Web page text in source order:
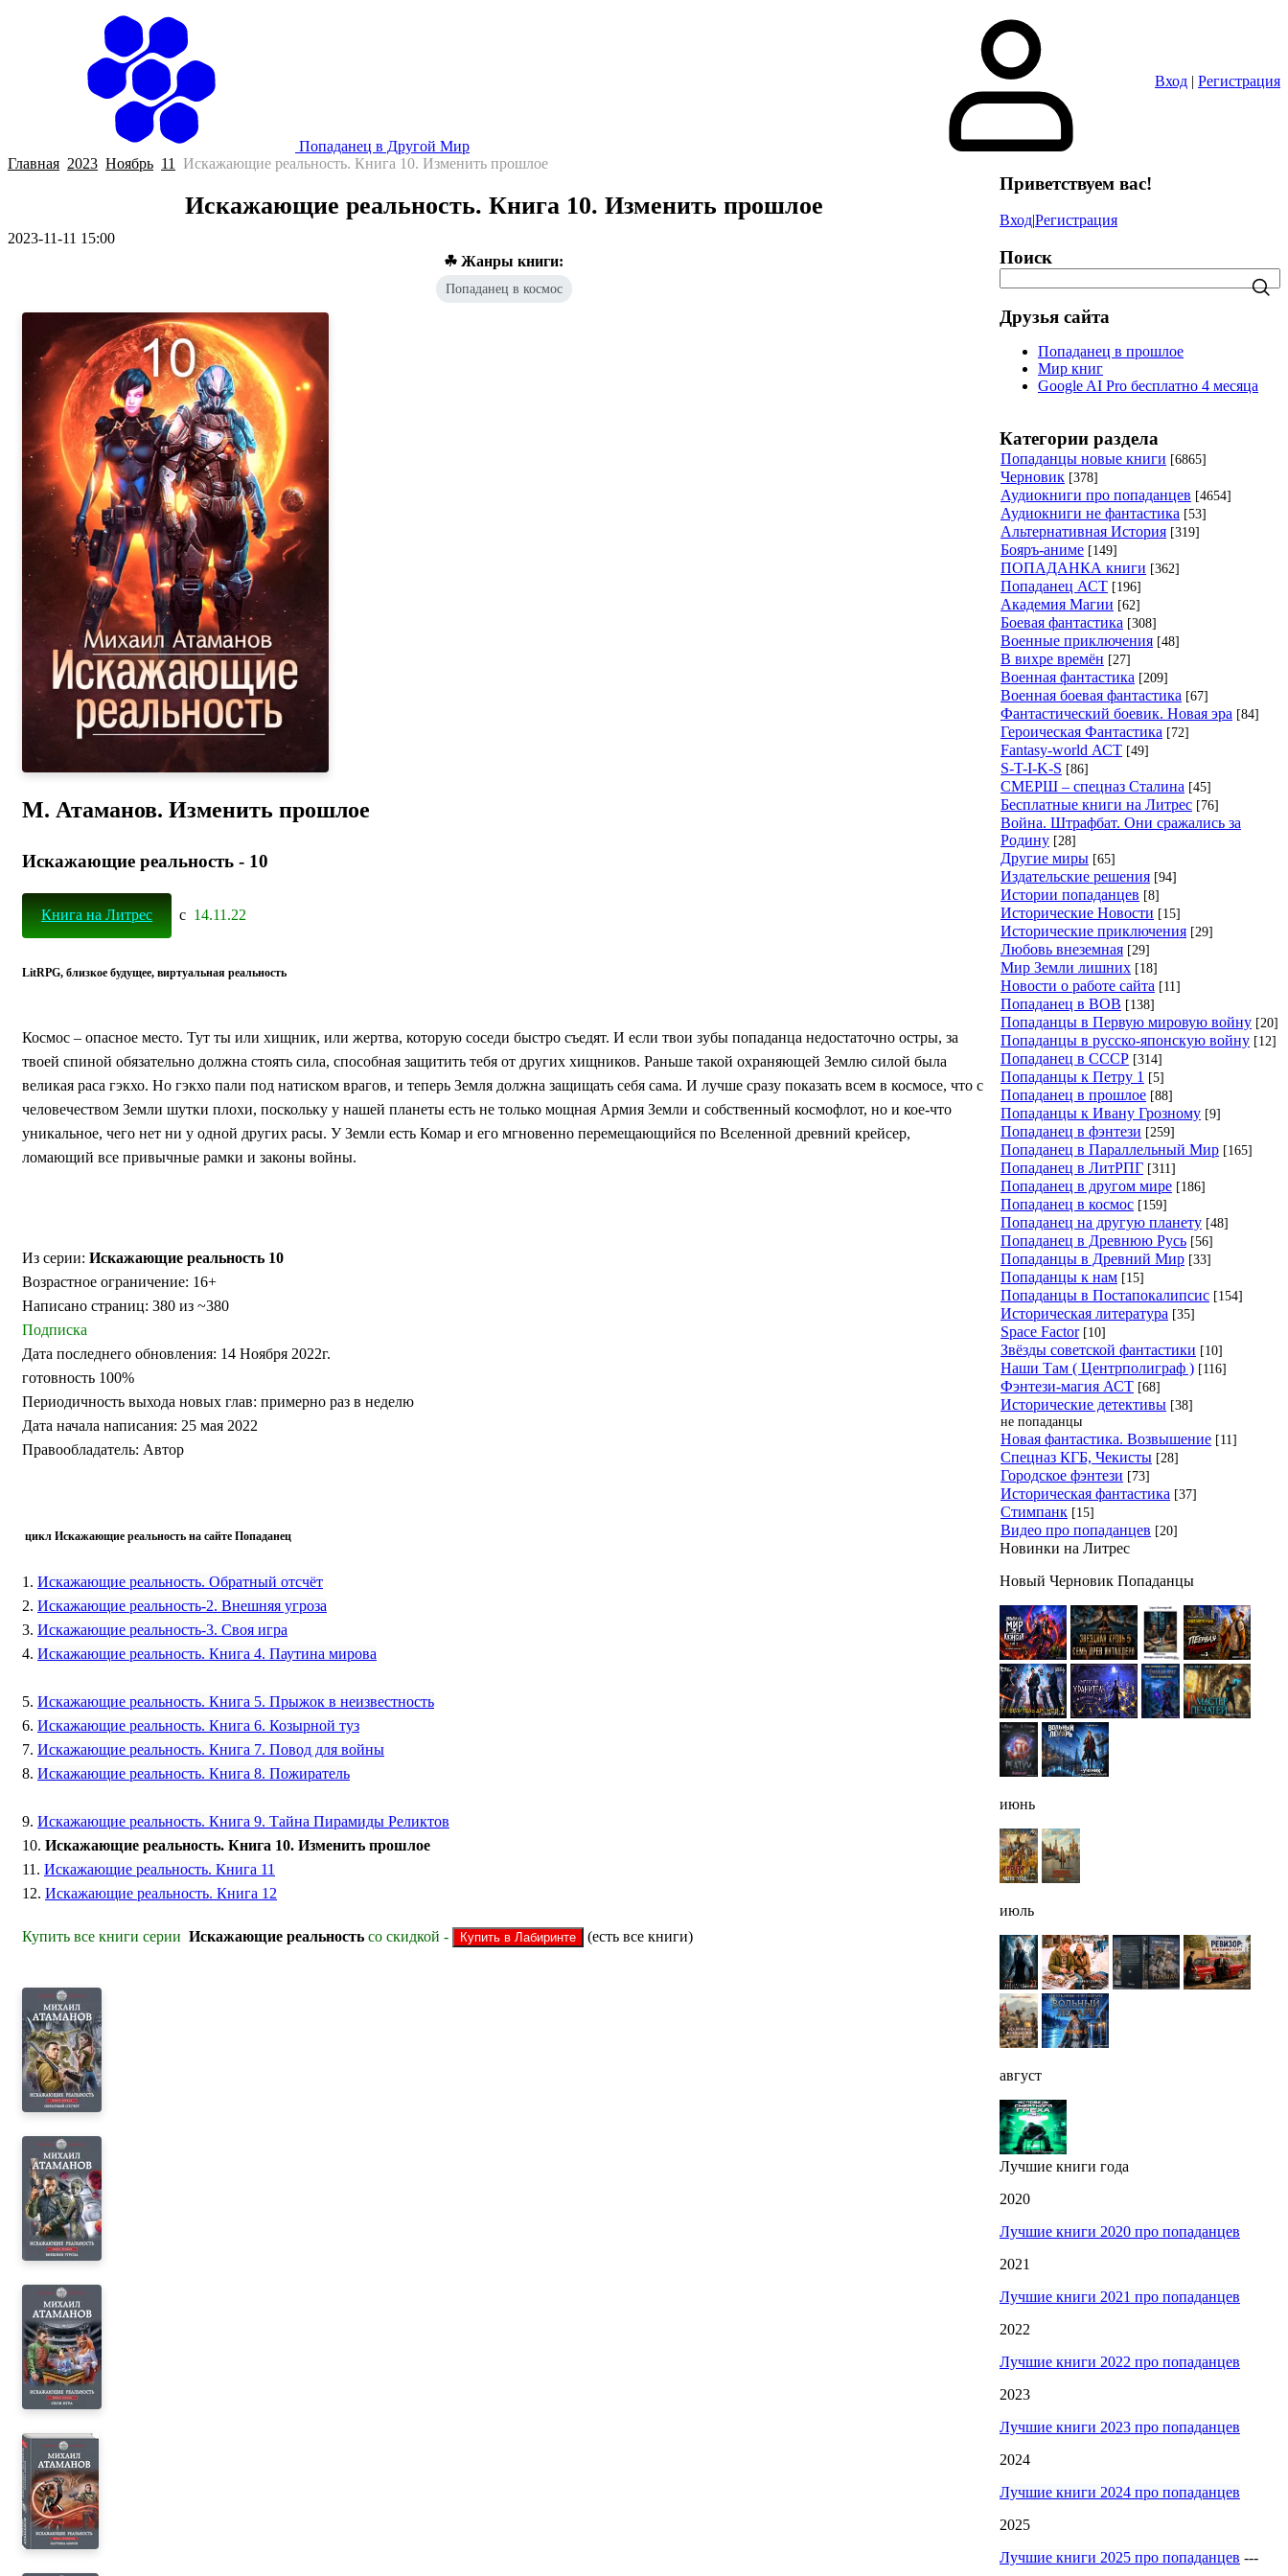
Попаданец в Другой Мир
Вход | Регистрация
Главная 2023 Ноябрь 11 Искажающие реальность. Книга 10. Изменить прошлое
Искажающие реальность. Книга 10. Изменить прошлое
2023-11-11 15:00
☘ Жанры книги:
Попаданец в космос
М. Атаманов. Изменить прошлое
Искажающие реальность - 10
Книга на Литрес с 14.11.22
LitRPG, близкое будущее, виртуальная реальность
Космос – опасное место. Тут ты или хищник, или жертва, которую соседи быстро съедят. И если твои зубы попаданца недостаточно остры, за
твоей спиной обязательно должна стоять сила, способная защитить тебя от других хищников. Раньше такой охраняющей Землю силой была
великая раса гэкхо. Но гэкхо пали под натиском врагов, и теперь Земля должна защищать себя сама. И лучше сразу показать всем в космосе, что с
человечеством Земли шутки плохи, поскольку у нашей планеты есть не только мощная Армия Земли и собственный космофлот, но и кое-что
уникальное, чего нет ни у одной других расы. У Земли есть Комар и его мгновенно перемещающийся по Вселенной древний крейсер,
ломающий все привычные рамки и законы войны.
Из серии: Искажающие реальность 10
Возрастное ограничение: 16+
Написано страниц: 380 из ~380
Подписка
Дата последнего обновления: 14 Ноября 2022г.
готовность 100%
Периодичность выхода новых глав: примерно раз в неделю
Дата начала написания: 25 мая 2022
Правообладатель: Автор
цикл Искажающие реальность на сайте Попаданец
1. Искажающие реальность. Обратный отсчëт
2. Искажающие реальность-2. Внешняя угроза
3. Искажающие реальность-3. Своя игра
4. Искажающие реальность. Книга 4. Паутина мирова
5. Искажающие реальность. Книга 5. Прыжок в неизвестность
6. Искажающие реальность. Книга 6. Козырной туз
7. Искажающие реальность. Книга 7. Повод для войны
8. Искажающие реальность. Книга 8. Пожиратель
9. Искажающие реальность. Книга 9. Тайна Пирамиды Реликтов
10. Искажающие реальность. Книга 10. Изменить прошлое
11. Искажающие реальность. Книга 11
12. Искажающие реальность. Книга 12
Купить все книги серии Искажающие реальность со скидкой - (есть все книги)
Приветствуем вас!
Вход|Регистрация
Поиск
Друзья сайта
Попаданец в прошлое
Мир книг
Google AI Pro бесплатно 4 месяца
Категории раздела
Попаданцы новые книги [6865]
Черновик [378]
Аудиокниги про попаданцев [4654]
Аудиокниги не фантастика [53]
Альтернативная История [319]
Бояръ-аниме [149]
ПОПАДАНКА книги [362]
Попаданец АСТ [196]
Академия Магии [62]
Боевая фантастика [308]
Военные приключения [48]
В вихре времён [27]
Военная фантастика [209]
Военная боевая фантастика [67]
Фантастический боевик. Новая эра [84]
Героическая Фантастика [72]
Fantasy-world АСТ [49]
S-T-I-K-S [86]
СМЕРШ – спецназ Сталина [45]
Бесплатные книги на Литрес [76]
Война. Штрафбат. Они сражались за
Родину [28]
Другие миры [65]
Издательские решения [94]
Истории попаданцев [8]
Исторические Новости [15]
Исторические приключения [29]
Любовь внеземная [29]
Мир Земли лишних [18]
Новости о работе сайта [11]
Попаданец в ВОВ [138]
Попаданцы в Первую мировую войну [20]
Попаданцы в русско-японскую войну [12]
Попаданец в СССР [314]
Попаданцы к Петру 1 [5]
Попаданец в прошлое [88]
Попаданцы к Ивану Грозному [9]
Попаданец в фэнтези [259]
Попаданец в Параллельный Мир [165]
Попаданец в ЛитРПГ [311]
Попаданец в другом мире [186]
Попаданец в космос [159]
Попаданец на другую планету [48]
Попаданец в Древнюю Русь [56]
Попаданцы в Древний Мир [33]
Попаданцы к нам [15]
Попаданцы в Постапокалипсис [154]
Историческая литература [35]
Space Factor [10]
Звёзды советской фантастики [10]
Наши Там ( Центрполиграф ) [116]
Фэнтези-магия АСТ [68]
Исторические детективы [38]
не попаданцы
Новая фантастика. Возвышение [11]
Спецназ КГБ, Чекисты [28]
Городское фэнтези [73]
Историческая фантастика [37]
Стимпанк [15]
Видео про попаданцев [20]
Новинки на Литрес
Новый Черновик Попаданцы
июнь
июль
август
Лучшие книги года
2020
Лучшие книги 2020 про попаданцев
2021
Лучшие книги 2021 про попаданцев
2022
Лучшие книги 2022 про попаданцев
2023
Лучшие книги 2023 про попаданцев
2024
Лучшие книги 2024 про попаданцев
2025
Лучшие книги 2025 про попаданцев ---